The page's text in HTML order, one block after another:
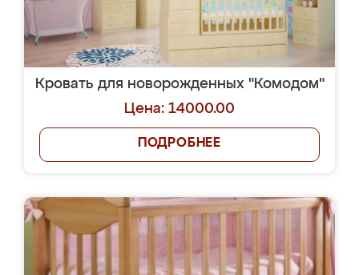
Кровать для новорожденных "Комодом"
Цена: 14000.00
ПОДРОБНЕЕ